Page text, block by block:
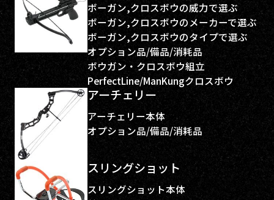
ボーガン,クロスボウの威力で選ぶ
ボーガン,クロスボウのメーカーで選ぶ
ボーガン,クロスボウのタイプで選ぶ
オプション品/備品/消耗品
ボウガン・クロスボウ組立
PerfectLine/ManKungクロスボウ
アーチェリー
アーチェリー本体
オプション品/備品/消耗品
スリングショット
スリングショット本体